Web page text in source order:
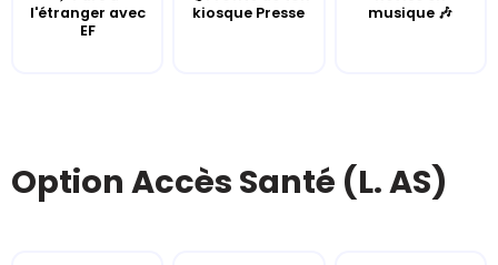
l'étranger avec
EF
kiosque Presse
musique 🎶
Option Accès Santé (L. AS)